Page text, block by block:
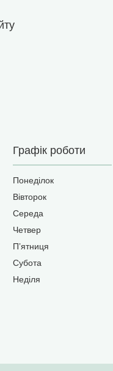
Графік роботи
Понеділок
Вівторок
Середа
Четвер
Пʼятниця
Субота
Неділя